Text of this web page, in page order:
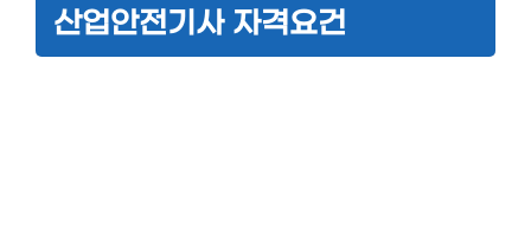
산업안전기사 자격요건